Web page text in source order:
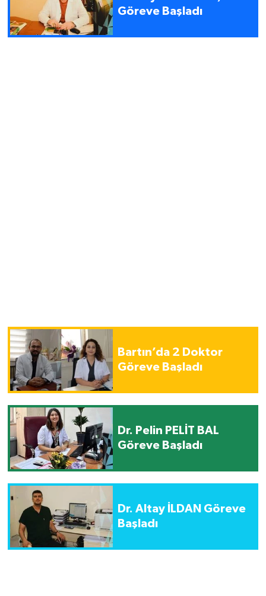
Göreve Başladı
Bartın’da 2 Doktor
Göreve Başladı
Dr. Pelin PELİT BAL
Göreve Başladı
Dr. Altay İLDAN Göreve
Başladı